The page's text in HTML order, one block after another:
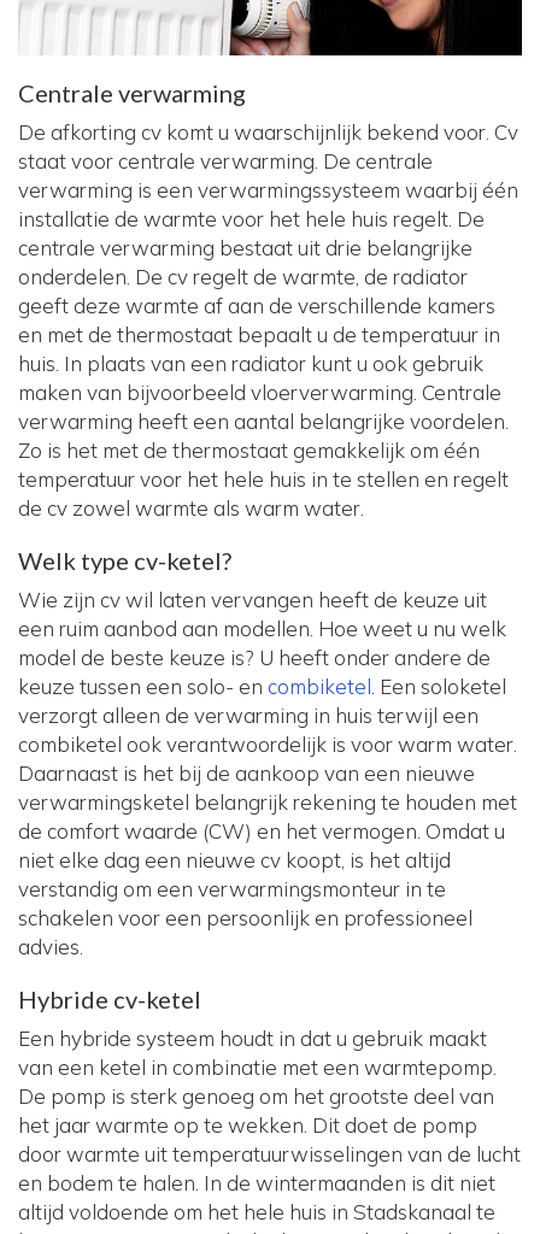
Centrale verwarming
De afkorting cv komt u waarschijnlijk bekend voor. Cv
staat voor centrale verwarming. De centrale
verwarming is een verwarmingssysteem waarbij één
installatie de warmte voor het hele huis regelt. De
centrale verwarming bestaat uit drie belangrijke
onderdelen. De cv regelt de warmte, de radiator
geeft deze warmte af aan de verschillende kamers
en met de thermostaat bepaalt u de temperatuur in
huis. In plaats van een radiator kunt u ook gebruik
maken van bijvoorbeeld vloerverwarming. Centrale
verwarming heeft een aantal belangrijke voordelen.
Zo is het met de thermostaat gemakkelijk om één
temperatuur voor het hele huis in te stellen en regelt
de cv zowel warmte als warm water.
Welk type cv-ketel?
Wie zijn cv wil laten vervangen heeft de keuze uit
een ruim aanbod aan modellen. Hoe weet u nu welk
model de beste keuze is? U heeft onder andere de
keuze tussen een solo- en combiketel . Een soloketel
verzorgt alleen de verwarming in huis terwijl een
combiketel ook verantwoordelijk is voor warm water.
Daarnaast is het bij de aankoop van een nieuwe
verwarmingsketel belangrijk rekening te houden met
de comfort waarde (CW) en het vermogen. Omdat u
niet elke dag een nieuwe cv koopt, is het altijd
verstandig om een verwarmingsmonteur in te
schakelen voor een persoonlijk en professioneel
advies.
Hybride cv-ketel
Een hybride systeem houdt in dat u gebruik maakt
van een ketel in combinatie met een warmtepomp.
De pomp is sterk genoeg om het grootste deel van
het jaar warmte op te wekken. Dit doet de pomp
door warmte uit temperatuurwisselingen van de lucht
en bodem te halen. In de wintermaanden is dit niet
altijd voldoende om het hele huis in Stadskanaal te